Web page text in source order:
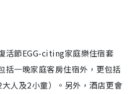
活節EGG-citing家庭樂住宿套
括一晚家庭客房住宿外，更包括
人及2小童）。另外，酒店更會